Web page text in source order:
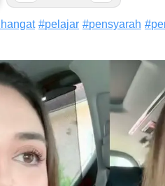
#pelajar #pensyarah #